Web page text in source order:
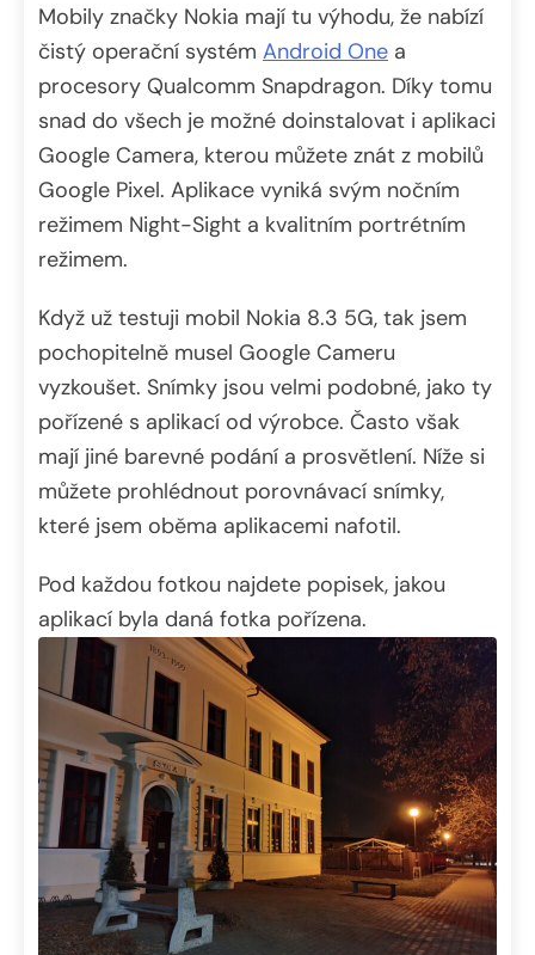
Mobily značky Nokia mají tu výhodu, že nabízí
čistý operační systém Android One a
procesory Qualcomm Snapdragon. Díky tomu
snad do všech je možné doinstalovat i aplikaci
Google Camera, kterou můžete znát z mobilů
Google Pixel. Aplikace vyniká svým nočním
režimem Night-Sight a kvalitním portrétním
režimem.
Když už testuji mobil Nokia 8.3 5G, tak jsem
pochopitelně musel Google Cameru
vyzkoušet. Snímky jsou velmi podobné, jako ty
pořízené s aplikací od výrobce. Často však
mají jiné barevné podání a prosvětlení. Níže si
můžete prohlédnout porovnávací snímky,
které jsem oběma aplikacemi nafotil.
Pod každou fotkou najdete popisek, jakou
aplikací byla daná fotka pořízena.